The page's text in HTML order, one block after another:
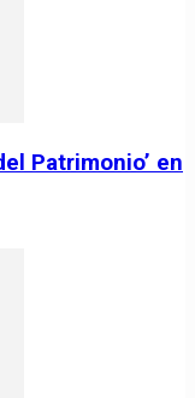
Patrimonio’ en